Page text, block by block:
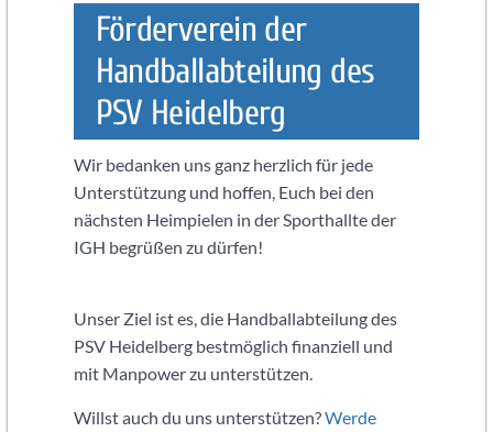
Heidelberg-
Handball.
Handball
Kinder,
Jugendliche
Student
Förderverein der
Handballabteilung des
PSV Heidelberg
Wir bedanken uns ganz herzlich für jede
Unterstützung und hoffen, Euch bei den
nächsten Heimpielen in der Sporthallte der
IGH begrüßen zu dürfen!
Unser Ziel ist es, die Handballabteilung des
PSV Heidelberg bestmöglich finanziell und
mit Manpower zu unterstützen.
Willst auch du uns unterstützen?Werde